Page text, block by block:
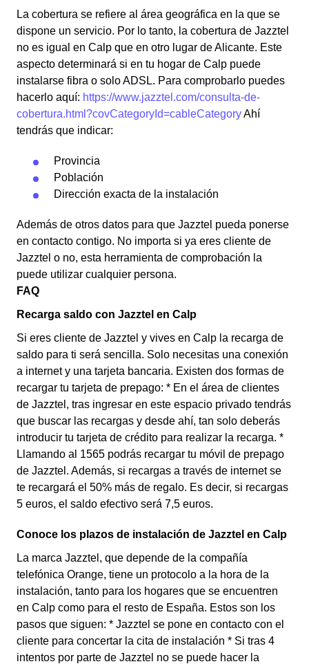
La cobertura se refiere al área geográfica en la que se
dispone un servicio. Por lo tanto, la cobertura de Jazztel
no es igual en Calp que en otro lugar de Alicante. Este
aspecto determinará si en tu hogar de Calp puede
instalarse fibra o solo ADSL. Para comprobarlo puedes
hacerlo aquí: https://www.jazztel.com/consulta-de-
cobertura.html?covCategoryId=cableCategoryAhí
tendrás que indicar:
Provincia
Población
Dirección exacta de la instalación
Además de otros datos para que Jazztel pueda ponerse
en contacto contigo. No importa si ya eres cliente de
Jazztel o no, esta herramienta de comprobación la
puede utilizar cualquier persona.
FAQ
Recarga saldo con Jazztel en Calp
Si eres cliente de Jazztel y vives en Calp la recarga de
saldo para ti será sencilla. Solo necesitas una conexión
a internet y una tarjeta bancaria. Existen dos formas de
recargar tu tarjeta de prepago: * En el área de clientes
de Jazztel, tras ingresar en este espacio privado tendrás
que buscar las recargas y desde ahí, tan solo deberás
introducir tu tarjeta de crédito para realizar la recarga. *
Llamando al 1565 podrás recargar tu móvil de prepago
de Jazztel. Además, si recargas a través de internet se
te recargará el 50% más de regalo. Es decir, si recargas
5 euros, el saldo efectivo será 7,5 euros.
Conoce los plazos de instalación de Jazztel en Calp
La marca Jazztel, que depende de la compañía
telefónica Orange, tiene un protocolo a la hora de la
instalación, tanto para los hogares que se encuentren
en Calp como para el resto de España. Estos son los
pasos que siguen: * Jazztel se pone en contacto con el
cliente para concertar la cita de instalación * Si tras 4
intentos por parte de Jazztel no se puede hacer la